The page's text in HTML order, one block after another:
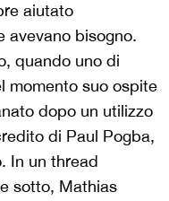
aiutato
avevano bisogno.
quando uno di
momento suo ospite
dopo un utilizzo
di Paul Pogba,
In un thread
sotto, Mathias